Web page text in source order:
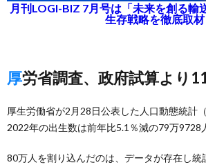
月刊LOGI-BIZ 7月号は「未来を創る輸
生存戦略を徹底取材
厚労省調査、政府試算より
厚生労働省が2月28日公表した人口動態統計
2022年の出生数は前年比5.1％減の79万9728
80万人を割り込んだのは、データが存在し統